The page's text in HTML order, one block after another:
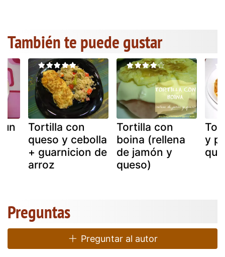
También te puede gustar
Tortilla con
queso y cebolla
+ guarnicion de
arroz
Tortilla con
boina (rellena
de jamón y
queso)
y
Preguntas
Preguntar al autor